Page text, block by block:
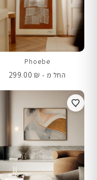
Phoebe
החל מ -
299.00 ₪